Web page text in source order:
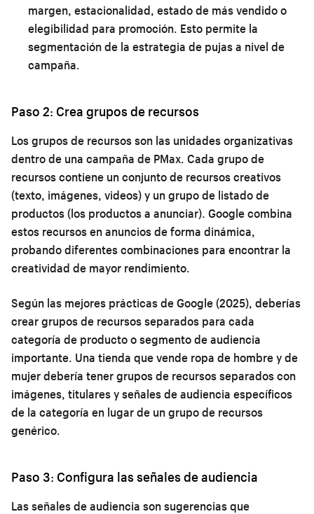
margen, estacionalidad, estado de más vendido o
elegibilidad para promoción. Esto permite la
segmentación de la estrategia de pujas a nivel de
campaña.
Paso 2: Crea grupos de recursos
Los grupos de recursos son las unidades organizativas
dentro de una campaña de PMax. Cada grupo de
recursos contiene un conjunto de recursos creativos
(texto, imágenes, videos) y un grupo de listado de
productos (los productos a anunciar). Google combina
estos recursos en anuncios de forma dinámica,
probando diferentes combinaciones para encontrar la
creatividad de mayor rendimiento.
Según las mejores prácticas de Google (2025), deberías
crear grupos de recursos separados para cada
categoría de producto o segmento de audiencia
importante. Una tienda que vende ropa de hombre y de
mujer debería tener grupos de recursos separados con
imágenes, titulares y señales de audiencia específicos
de la categoría en lugar de un grupo de recursos
genérico.
Paso 3: Configura las señales de audiencia
Las señales de audiencia son sugerencias que